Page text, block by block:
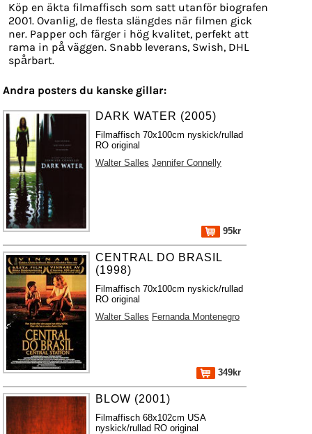
Köp en äkta filmaffisch som satt utanför biografen
2001. Ovanlig, de flesta slängdes när filmen gick
ner. Papper och färger i hög kvalitet, perfekt att
rama in på väggen. Snabb leverans, Swish, DHL
spårbart.
Andra posters du kanske gillar:
DARK WATER (2005)
Filmaffisch 70x100cm nyskick/rullad
RO original
Walter Salles Jennifer Connelly
95kr
CENTRAL DO BRASIL
(1998)
Filmaffisch 70x100cm nyskick/rullad
RO original
Walter Salles Fernanda Montenegro
349kr
BLOW (2001)
Filmaffisch 68x102cm USA
nyskick/rullad RO original